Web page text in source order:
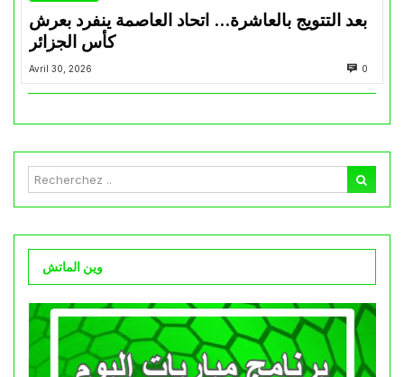
بعد التتويج بالعاشرة… اتحاد العاصمة ينفرد بعرش
كأس الجزائر
Avril 30, 2026 0
وين الماتش